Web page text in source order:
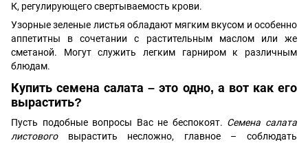
К, регулирующего свертываемость крови.
Узорные зеленые листья обладают мягким вкусом и особенно
аппетитны в сочетании с растительным маслом или же
сметаной. Могут служить легким гарниром к различным
блюдам.
Купить семена салата – это одно, а вот как его
вырастить?
Пусть подобные вопросы Вас не беспокоят. Семена салата
листовоговырастить несложно, главное – соблюдать